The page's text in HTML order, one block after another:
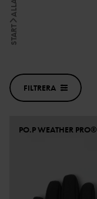
START
FILTRERA
PO.P WEATHER PRO®